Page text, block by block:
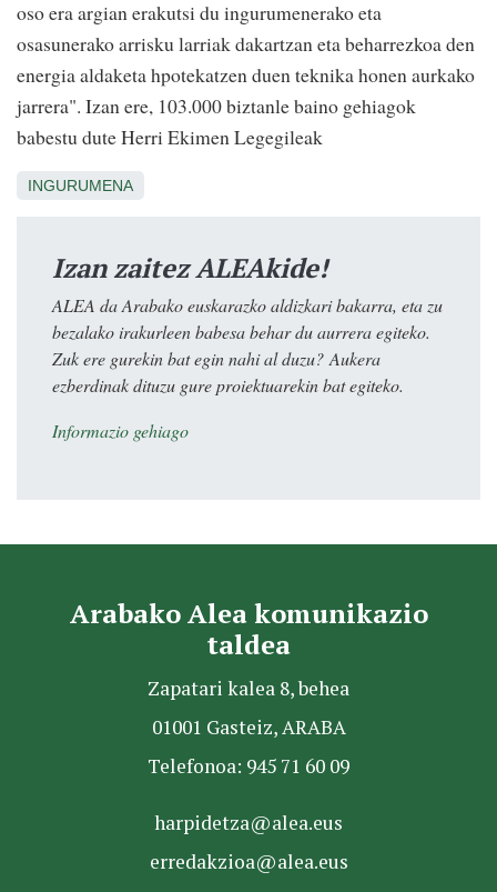
oso era argian erakutsi du ingurumenerako eta
osasunerako arrisku larriak dakartzan eta beharrezkoa den
energia aldaketa hpotekatzen duen teknika honen aurkako
jarrera". Izan ere, 103.000 biztanle baino gehiagok
babestu dute Herri Ekimen Legegileak
INGURUMENA
Izan zaitez ALEAkide!
ALEA da Arabako euskarazko aldizkari bakarra, eta zu
bezalako irakurleen babesa behar du aurrera egiteko.
Zuk ere gurekin bat egin nahi al duzu? Aukera
ezberdinak dituzu gure proiektuarekin bat egiteko.
Informazio gehiago
Arabako Alea komunikazio
taldea
Zapatari kalea 8, behea
01001 Gasteiz, ARABA
Telefonoa: 945 71 60 09
harpidetza@alea.eus
erredakzioa@alea.eus